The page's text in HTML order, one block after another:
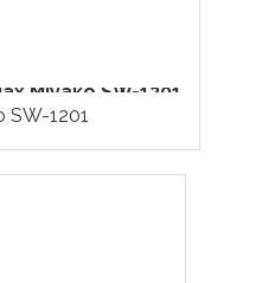
Miyako SW-1201
SW-1201